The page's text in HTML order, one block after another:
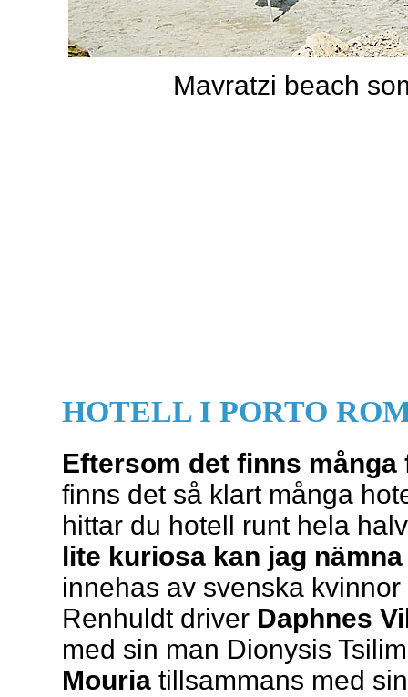
Mavratzi beach
HOTELL I PORTO
Eftersom det finns
finns det så klart många
hittar du hotell runt hela
lite kuriosa kan jag nämna
innehas av svenska
Renhuldt driver Daphnes
med sin man Dionysis
Mouria tillsammans med